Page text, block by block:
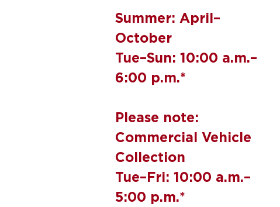
Summer: April–
October
Tue–Sun: 10:00 a.m.–
6:00 p.m.*
Please note:
Commercial Vehicle
Collection
Tue–Fri: 10:00 a.m.–
5:00 p.m.*